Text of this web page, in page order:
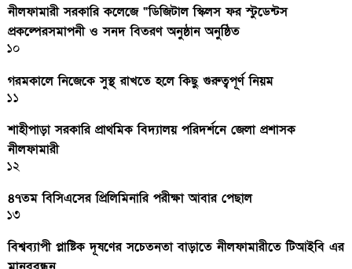
নীলফামারী সরকারি কলেজে “ডিজিটাল স্কিলস ফর স্টুডেন্টস
প্রকল্পেরসমাপনী ও সনদ বিতরণ অনুষ্ঠান অনুষ্ঠিত
১০
গরমকালে নিজেকে সুস্থ রাখতে হলে কিছু গুরুত্বপূর্ণ নিয়ম
১১
শাহীপাড়া সরকারি প্রাথমিক বিদ্যালয় পরিদর্শনে জেলা প্রশাসক
নীলফামারী
১২
৪৭তম বিসিএসের প্রিলিমিনারি পরীক্ষা আবার পেছাল
১৩
বিশ্বব্যাপী প্লাষ্টিক দূষণের সচেতনতা বাড়াতে নীলফামারীতে টিআইবি এর